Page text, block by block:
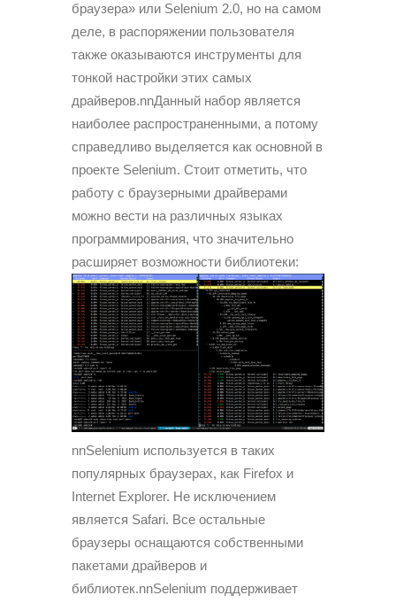
браузера» или Selenium 2.0, но на самом
деле, в распоряжении пользователя
также оказываются инструменты для
тонкой настройки этих самых
драйверов.nnДанный набор является
наиболее распространенными, а потому
справедливо выделяется как основной в
проекте Selenium. Стоит отметить, что
работу с браузерными драйверами
можно вести на различных языках
программирования, что значительно
расширяет возможности библиотеки:
nnSelenium используется в таких
популярных браузерах, как Firefox и
Internet Explorer. Не исключением
является Safari. Все остальные
браузеры оснащаются собственными
пакетами драйверов и
библиотек.nnSelenium поддерживает